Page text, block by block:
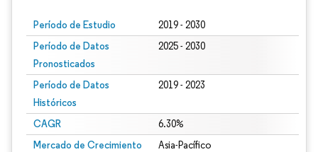
Período de Estudio 2019 - 2030
Período de Datos
Pronosticados
2025 - 2030
Período de Datos
Históricos
2019 - 2023
CAGR 6.30%
Mercado de Crecimiento
Asia-Pacífico